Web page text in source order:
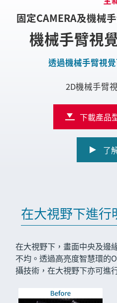
固定CAMERA及機械
機械手臂視
透過機械手臂視
2D機械手臂
下載產品
了
在大視野下進
在大視野下，畫面中央及邊
不均。透過高亮度智慧環的
攝技術，在大視野下亦可進